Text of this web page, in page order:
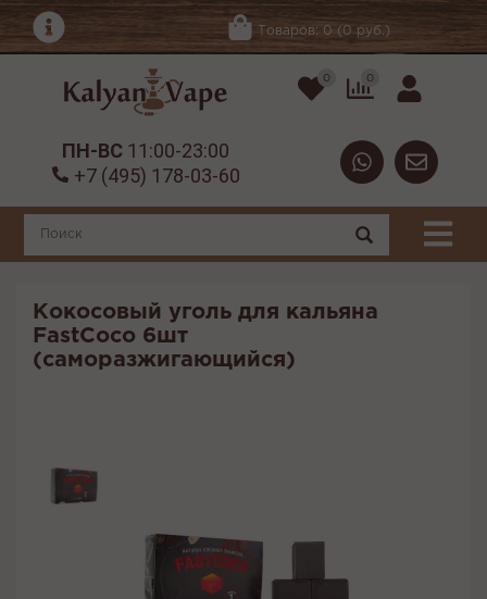
Товаров: 0 (0 руб.)
0 0
ПН-ВС 11:00-23:00
+7 (495) 178-03-60
Кокосовый уголь для кальяна
FastCoco 6шт
(саморазжигающийся)